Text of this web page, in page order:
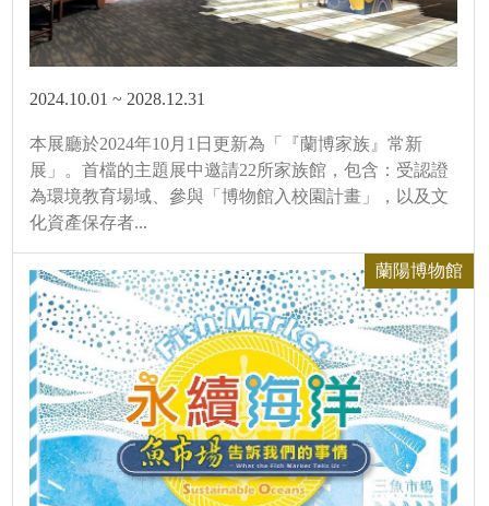
2024.10.01 ~ 2028.12.31
本展廳於2024年10月1日更新為「『蘭博家族』常新
展」。首檔的主題展中邀請22所家族館，包含：受認證
為環境教育場域、參與「博物館入校園計畫」，以及文
化資產保存者...
蘭陽博物館